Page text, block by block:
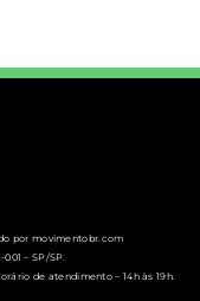
por movimentobr.com
– SP/SP.
de atendimento – 14h às 19h.